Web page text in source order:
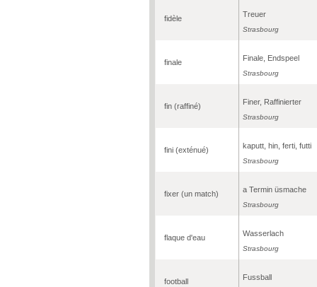
fidèle Treuer
Strasbourg
finale Finale, Endspeel
Strasbourg
fin (raffiné) Finer, Raffinierter
Strasbourg
fini (exténué) kaputt, hin, ferti, futti
Strasbourg
fixer (un match) a Termin üsmache
Strasbourg
flaque d'eau Wasserlach
Strasbourg
football Fussball